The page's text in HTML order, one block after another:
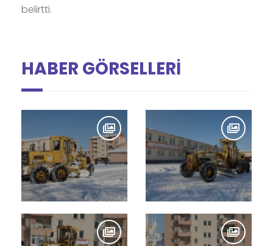
belirtti.
HABER GÖRSELLERİ